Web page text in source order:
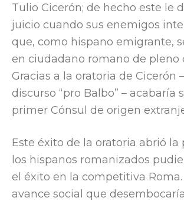
Tulio Cicerón; de hecho este le
juicio cuando sus enemigos
que, como hispano emigrante,
en ciudadano romano de pleno
Gracias a la oratoria de Cicerón
discurso “pro Balbo” – acabaría
primer Cónsul de origen
Este éxito de la oratoria abrió la
los hispanos romanizados
el éxito en la competitiva Roma.
avance social que